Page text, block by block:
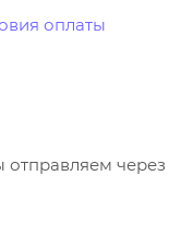
оплаты
отправляем через